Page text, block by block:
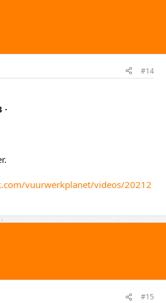
#14
vuurwerkplanet/videos/20212
#15